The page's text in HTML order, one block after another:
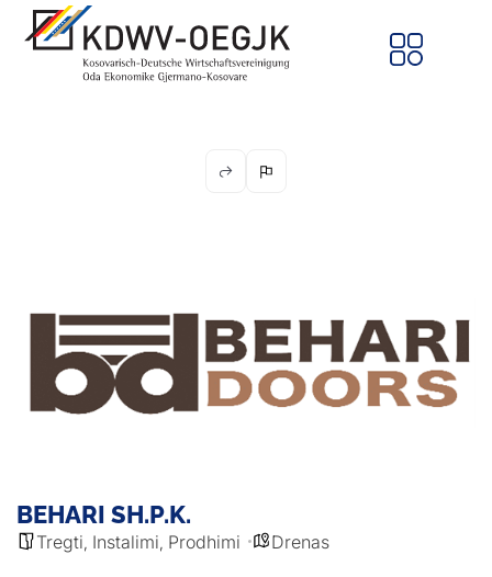
BEHARI SH.P.K.
Tregti, Instalimi, Prodhimi Drenas